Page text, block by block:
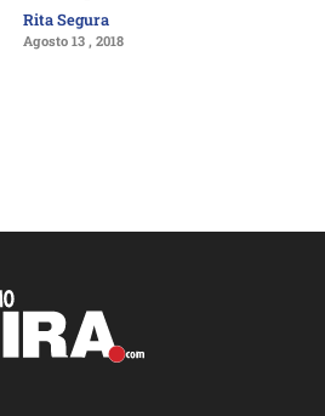
Rita Segura
Agosto 13 , 2018